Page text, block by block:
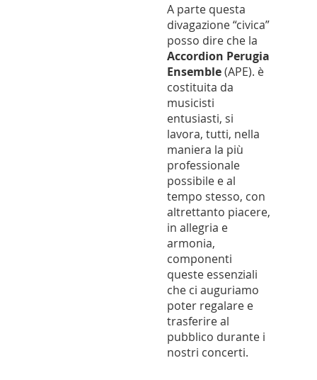
A parte questa
divagazione “civica”
posso dire che la
Accordion Perugia
Ensemble(APE). è
costituita da
musicisti
entusiasti, si
lavora, tutti, nella
maniera la più
professionale
possibile e al
tempo stesso, con
altrettanto piacere,
in allegria e
armonia,
componenti
queste essenziali
che ci auguriamo
poter regalare e
trasferire al
pubblico durante i
nostri concerti.